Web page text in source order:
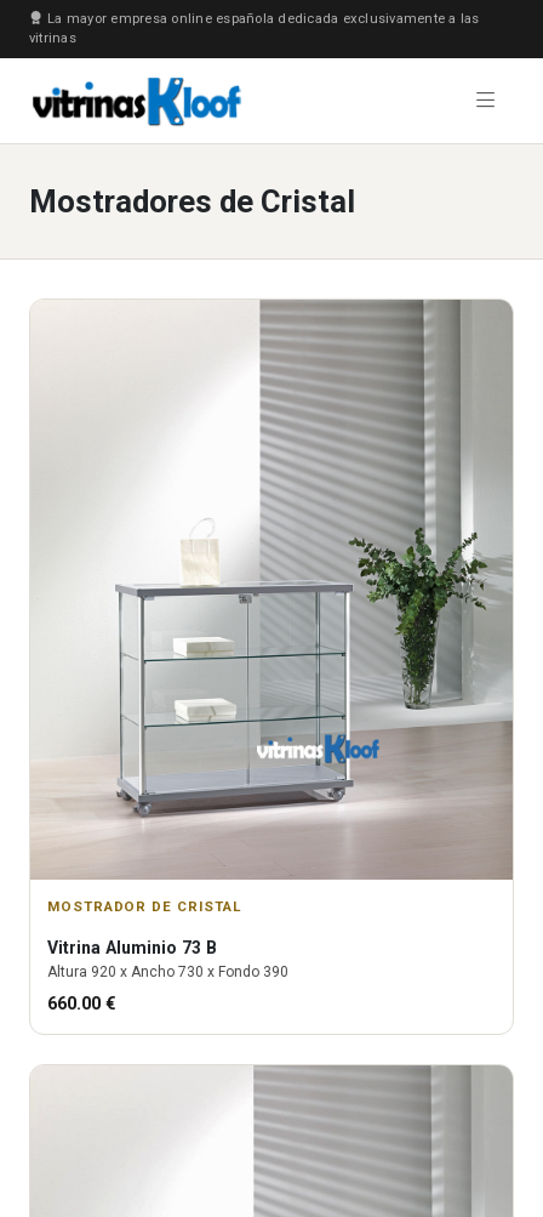
La mayor empresa online española dedicada exclusivamente a las
vitrinas
Mostradores de Cristal
MOSTRADOR DE CRISTAL
Vitrina Aluminio 73 B
Altura 920 x Ancho 730 x Fondo 390
660.00 €